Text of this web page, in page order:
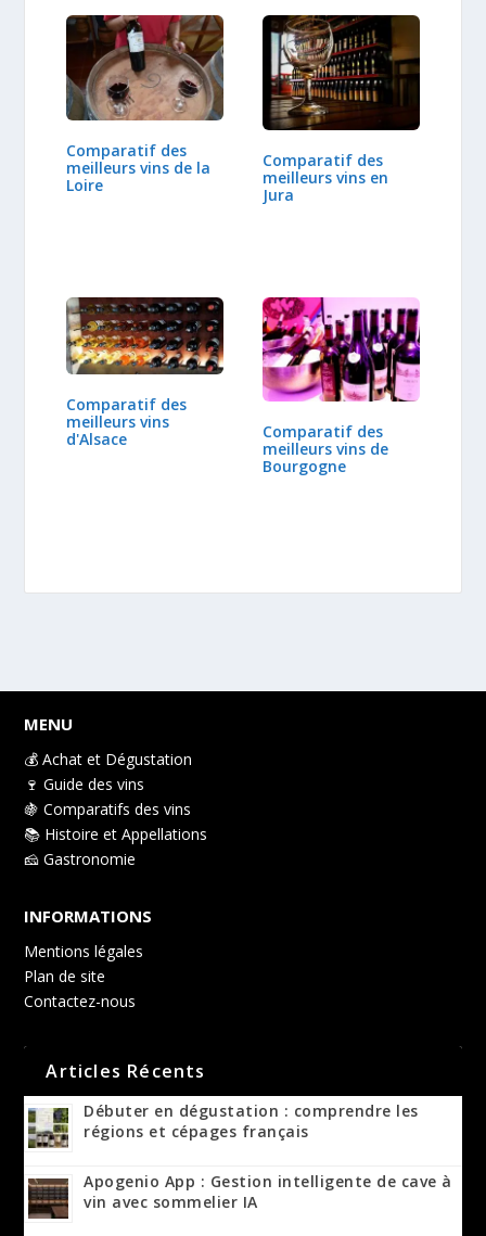
Comparatif des
meilleurs vins de la
Loire
Comparatif des
meilleurs vins en
Jura
Comparatif des
meilleurs vins
d'Alsace
Comparatif des
meilleurs vins de
Bourgogne
MENU
💰 Achat et Dégustation
🍷 Guide des vins
🍇 Comparatifs des vins
📚 Histoire et Appellations
🧀 Gastronomie
INFORMATIONS
Mentions légales
Plan de site
Contactez-nous
Articles Récents
Débuter en dégustation : comprendre les
régions et cépages français
Apogenio App : Gestion intelligente de cave à
vin avec sommelier IA